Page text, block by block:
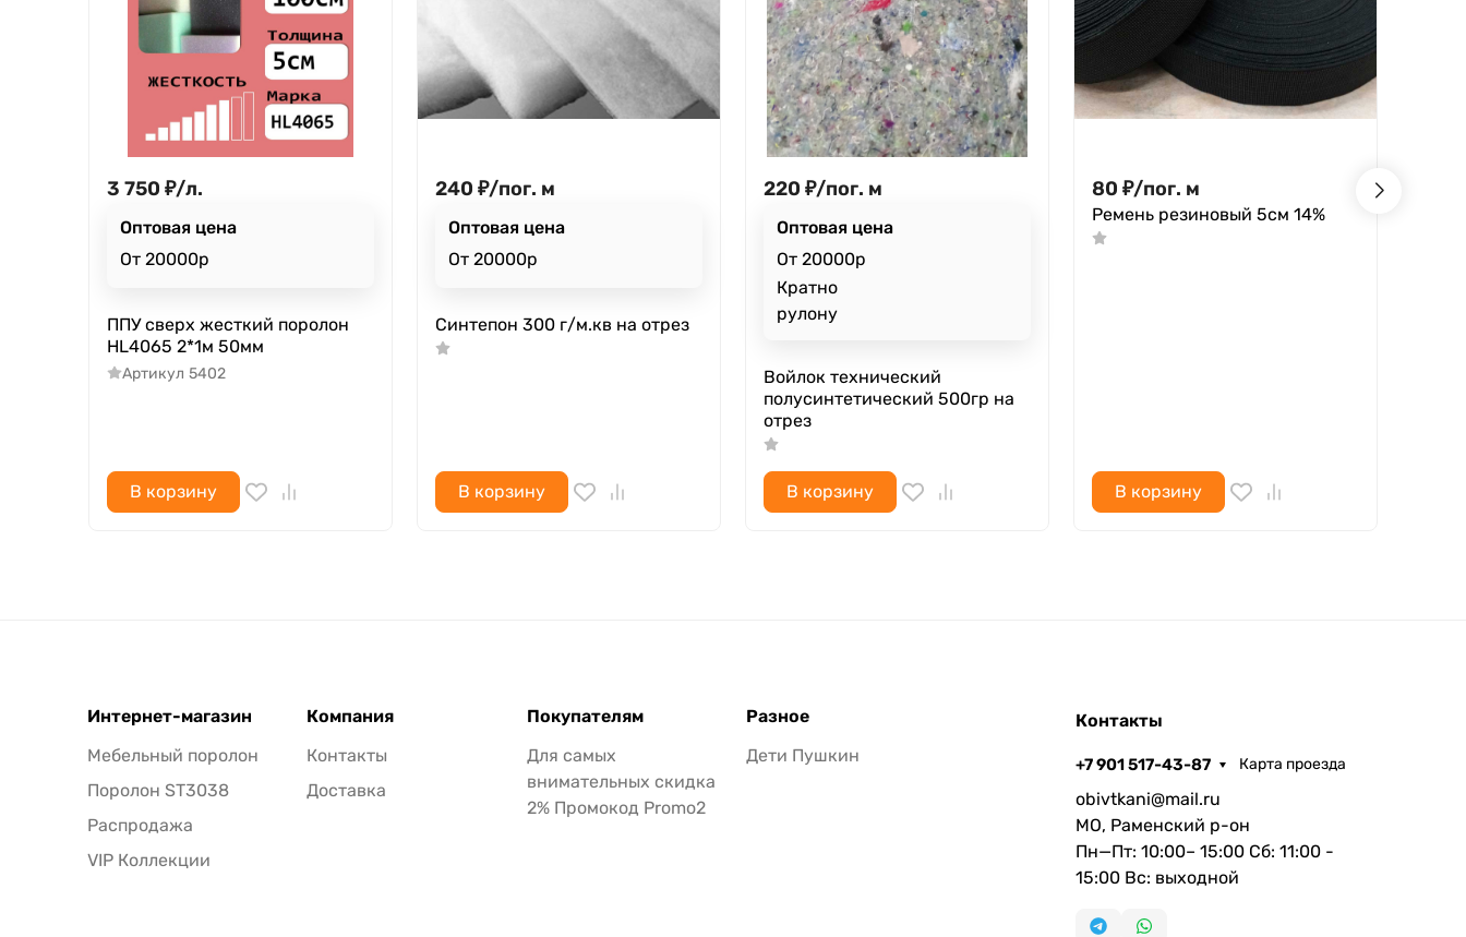
3 750 ₽/л.
Оптовая цена
От 20000р
ППУ cверх жесткий поролон
HL4065 2*1м 50мм
Артикул 5402
В корзину
240 ₽/пог. м
Оптовая цена
От 20000р
Синтепон 300 г/м.кв на отрез
В корзину
220 ₽/пог. м
Оптовая цена
От 20000р
Кратно
рулону
Войлок технический
полусинтетический 500гр на
отрез
В корзину
80 ₽/пог. м
Ремень резиновый 5см 14%
В корзину
Интернет-магазин
Мебельный поролон
Поролон ST3038
Распродажа
VIP Коллекции
Компания
Контакты
Доставка
Покупателям
Для самых
внимательных скидка
2% Промокод Promo2
Разное
Дети Пушкин
Контакты
+7 901 517-43-87 Карта проезда
obivtkani@mail.ru
МО, Раменский р-он
Пн—Пт: 10:00– 15:00 Сб: 11:00 -
15:00 Вс: выходной